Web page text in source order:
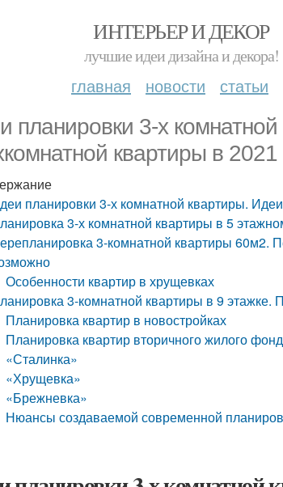
ИНТЕРЬЕР И ДЕКОР
лучшие идеи дизайна и декора!
главная новости статьи
планировки 3-х
квартиры в 2021
планировки 3-х комнатной квартиры.
3-х комнатной квартиры в 5
3-комнатной квартиры 60м2.
Особенности квартир в хрущевках
3-комнатной квартиры в 9 этажке.
Планировка квартир в новостройках
Планировка квартир вторичного жилого
«Сталинка»
«Хрущевка»
«Брежневка»
Нюансы создаваемой современной